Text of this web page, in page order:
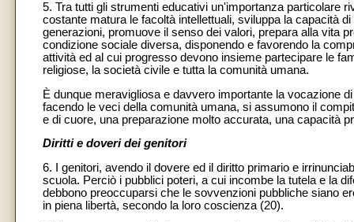
5. Tra tutti gli strumenti educativi un'importanza particolare
costante matura le facoltà intellettuali, sviluppa la capacità
generazioni, promuove il senso dei valori, prepara alla vita
condizione sociale diversa, disponendo e favorendo la
attività ed al cui progresso devono insieme partecipare le
religiose, la società civile e tutta la comunità umana.
È dunque meravigliosa e davvero importante la vocazione
facendo le veci della comunità umana, si assumono il
e di cuore, una preparazione molto accurata, una capacità
Diritti e doveri dei genitori
6. I genitori, avendo il dovere ed il diritto primario e
scuola. Perciò i pubblici poteri, a cui incombe la tutela e la
debbono preoccuparsi che le sovvenzioni pubbliche siano
in piena libertà, secondo la loro coscienza (20).